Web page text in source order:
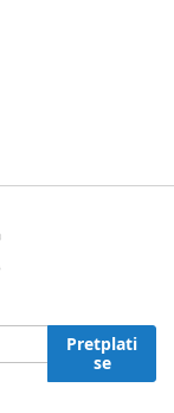
Pretplati
se